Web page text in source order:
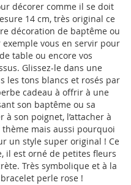
décorer comme il se doit
14 cm, très original ce
décoration de baptême ou
vous en servir pour
table ou encore vos
Glissez-le dans une
les tons blancs et rosés par
cadeau à offrir à une
son baptême ou sa
son poignet, l’attacher à
mais aussi pourquoi
un style super original ! Ce
il est orné de petites fleurs
Très symbolique et à la
perle rose !